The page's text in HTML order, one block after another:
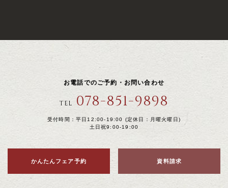
お電話でのご予約・お問い合わせ
TEL 078-851-9898
受付時間：平日12:00-19:00 (定休日：月曜火曜日)
土日祝9:00-19:00
かんたんフェア予約 資料請求